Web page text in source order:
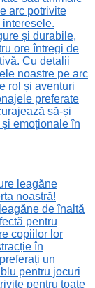
arc potrivite
interesele.
și durabile,
ore întregi de
Cu detalii
noastre pe arc
rol și aventuri
preferate
să-și
emoționale în
leagăne
noastră!
de înaltă
pentru
copiilor lor
în
un
pentru jocuri
pentru toate